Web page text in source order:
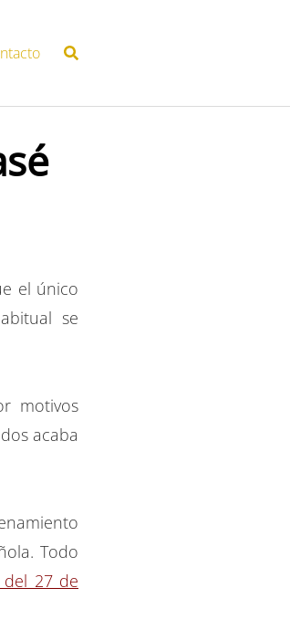
el único
se
motivos
acaba
Todo
del 27 de